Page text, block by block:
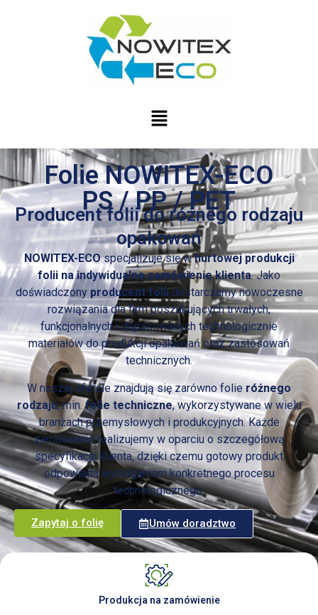
Folie NOWITEX-ECO
PS / PP / PET
Producent folii do różnego rodzaju
opakowań
NOWITEX-ECOspecjalizuje się whurtowej produkcji
folii na indywidualne zamówienie klienta. Jako
doświadczony producent folii dostarczamy nowoczesne
rozwiązania dla firm poszukujących trwałych,
funkcjonalnych i dopasowanych technologicznie
materiałów do produkcji opakowań oraz zastosowań
technicznych.
W naszej ofercie znajdują się zarówno folie różnego
rodzaju, min.folie techniczne, wykorzystywane w wielu
branżach przemysłowych i produkcyjnych. Każde
zamówienie realizujemy w oparciu o szczegółową
specyfikację klienta, dzięki czemu gotowy produkt
odpowiada wymaganiom konkretnego procesu
technologicznego.
Zapytaj o folię Umów doradztwo
Produkcja na zamówienie